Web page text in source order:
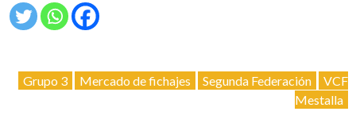
Grupo 3 Mercado de fichajes Segunda Federación
VCF
Mestalla